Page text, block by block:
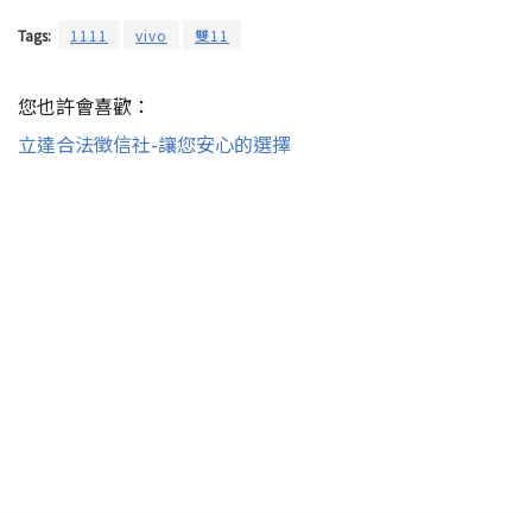
Tags: 1111 vivo 雙11
您也許會喜歡：
立達合法徵信社-讓您安心的選擇